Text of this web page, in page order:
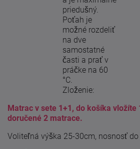
priedušný.
Poťah je
možné rozdeliť
na dve
samostatné
časti a prať v
práčke na 60
°C.
Zloženie:
Matrac v sete 1+1, do košíka vložíte
doručené 2 matrace.
Voliteľná výška 25-30cm, nosnosť do